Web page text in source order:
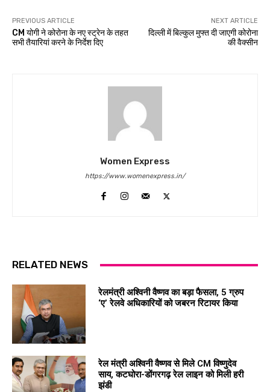
PREVIOUS ARTICLE
CM योगी ने कोरोना के नए स्ट्रेन के तहत
सभी तैयारियां करने के निर्देश दिए
NEXT ARTICLE
दिल्ली में बिल्कुल मुफ्त दी जाएगी कोरोना
की वैक्सीन
Women Express
https://www.womenexpress.in/
RELATED NEWS
रेलमंत्री अश्विनी वैष्णव का बड़ा फैसला, 5 ग्रुप
‘ए’ रेलवे अधिकारियों को जबरन रिटायर किया
रेल मंत्री अश्विनी वैष्णव से मिले CM विष्णुदेव
साय, कटघोरा-डोंगरगढ़ रेल लाइन को मिली हरी
झंडी